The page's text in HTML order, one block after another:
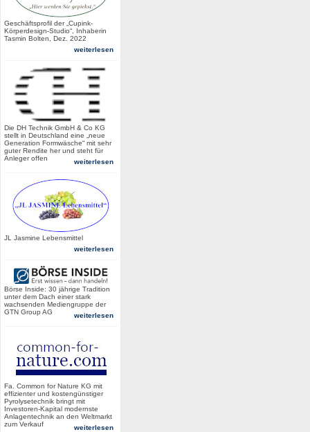
Geschäftsprofil der „Cupink-
Körperdesign-Studio“, Inhaberin
Tasmin Bolten, Dez. 2022
weiterlesen
Die DH Technik GmbH & Co KG
stellt in Deutschland eine „neue
Generation Formwäsche“ mit sehr
guter Rendite her und steht für
Anleger offen
weiterlesen
JL Jasmine Lebensmittel
weiterlesen
Börse Inside: 30 jährige Tradition
unter dem Dach einer stark
wachsenden Mediengruppe der
GTN Group AG
weiterlesen
Fa. Common for Nature KG mit
effizienter und kostengünstiger
Pyrolysetechnik bringt mit
Investoren-Kapital modernste
Anlagentechnik an den Weltmarkt
zum Verkauf
weiterlesen